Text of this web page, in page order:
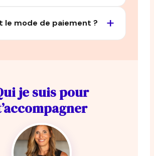
le mode de paiement ?
je suis pour